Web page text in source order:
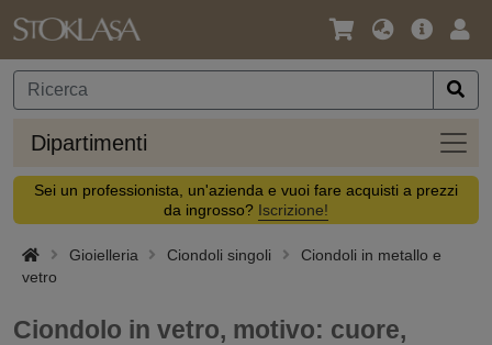
Lingua
Valuta
Offerta
Dipartimenti
Sei un professionista, un'azienda e vuoi fare acquisti a prezzi
da ingrosso? Iscrizione!
Gioielleria Ciondoli singoli
Ciondoli in metallo e
vetro
Ciondolo in vetro, motivo: cuore,